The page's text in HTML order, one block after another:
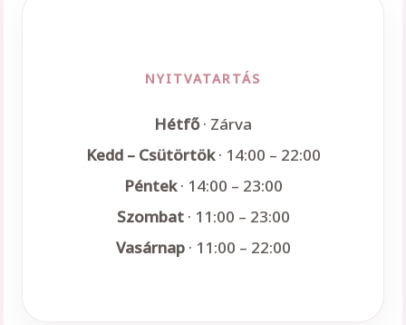
NYITVATARTÁS
Hétfő· Zárva
Kedd – Csütörtök· 14:00 – 22:00
Péntek· 14:00 – 23:00
Szombat· 11:00 – 23:00
Vasárnap· 11:00 – 22:00